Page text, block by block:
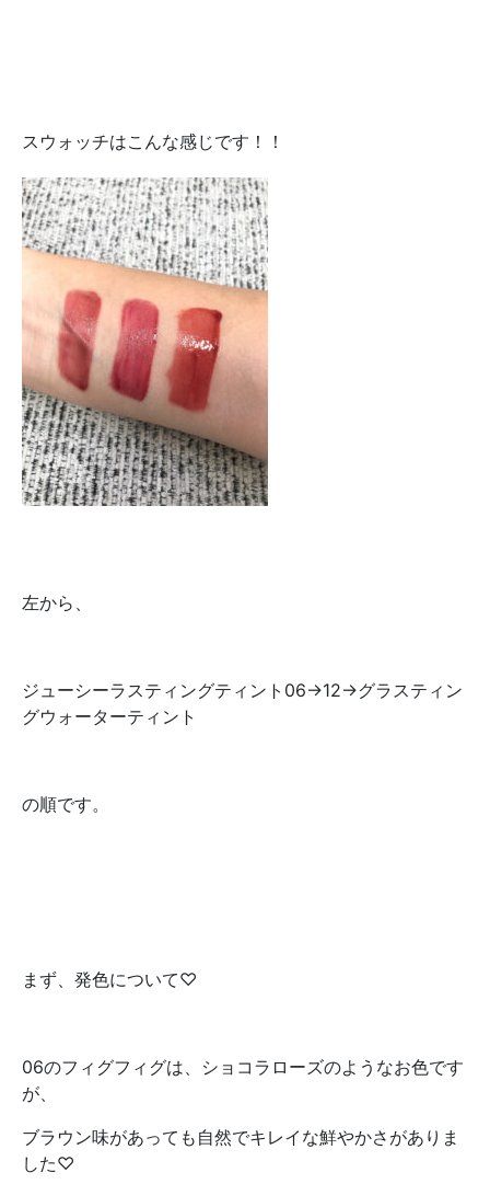
スウォッチはこんな感じです！！
左から、
ジューシーラスティングティント06→12→グラスティン
グウォーターティント
の順です。
まず、発色について♡
06のフィグフィグは、ショコラローズのようなお色です
が、
ブラウン味があっても自然でキレイな鮮やかさがありま
した♡